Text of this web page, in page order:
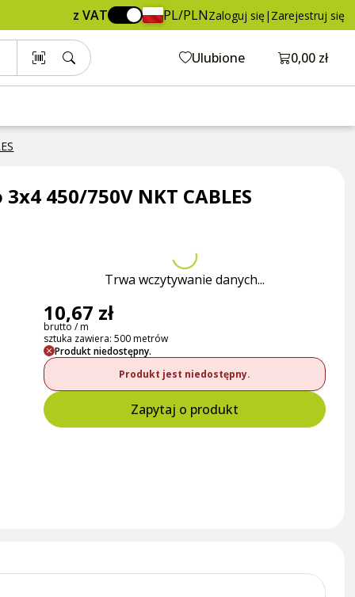
z VAT PL/PLNZaloguj się | Zarejestruj się
Ulubione Otwórz
0,00 zł
10,67 zł
brutto / m Dodaj do koszyka
450/750V NKT CABLES
Trwa wczytywanie danych...
10,67 zł
brutto / m
sztuka zawiera: 500 metrów
Produkt niedostępny.
Produkt jest niedostępny.
Zapytaj o produkt